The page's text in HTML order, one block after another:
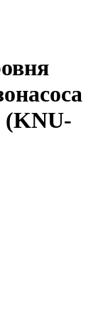
(KNU-